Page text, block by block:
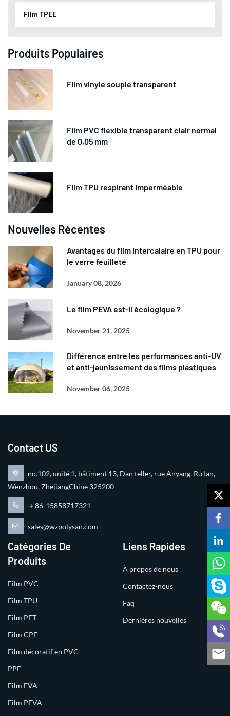
Film TPEE
Produits Populaires
Film vinyle souple transparent
Film PVC flexible transparent clair normal
de 0,05 mm
Film TPU respirant imperméable
Nouvelles Récentes
Avantages du film intercalaire en TPU pour
le verre feuilleté
January 08, 2026
Le film PEVA est-il écologique ?
November 21, 2025
Différence entre les performances anti-UV
et anti-jaunissement des films plastiques
November 06, 2025
Contact US
no.102, unité 1, bâtiment 13, Dan teller, rue Anyang, Ru Ian,
Wenzhou, ZhejiangChine 325200
＋86-15858717321
sales@wzpolysan.com
Catégories De
Produits
Film PVC
Film TPU
Film PET
Film CPE
Film décoratif en PVC
PPF
Film EVA
Film PEVA
Liens Rapides
À propos de nous
Contactez-nous
Faq
Dernières nouvelles